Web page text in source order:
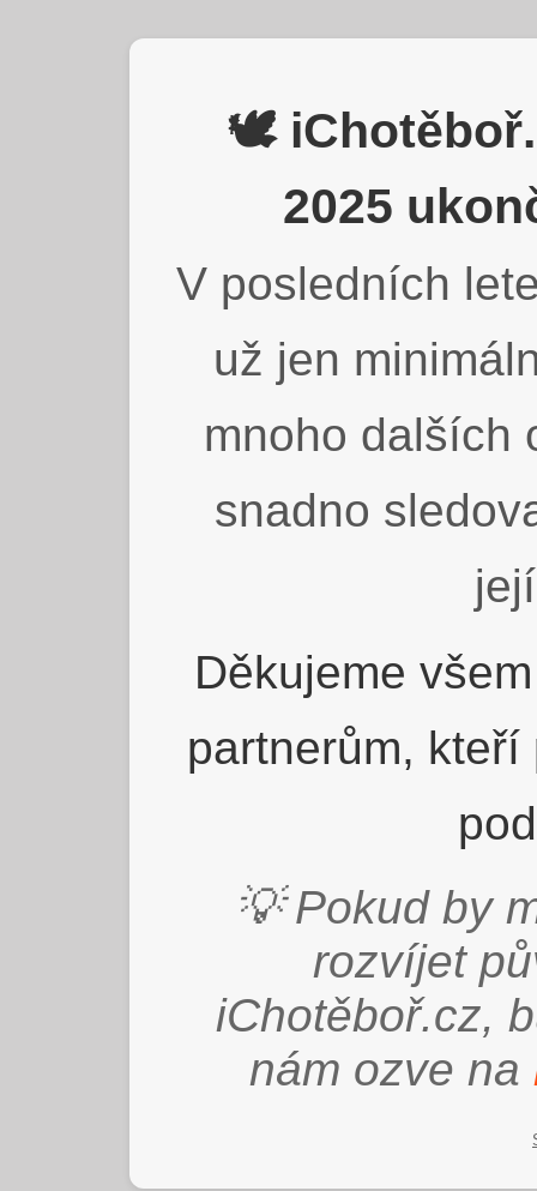
🕊️
2025
V posledních
už jen
mnoho dalších
snadno
Děkujeme
partnerům,
💡 Pokud by
rozvíjet
iChotěboř.cz,
nám ozve na